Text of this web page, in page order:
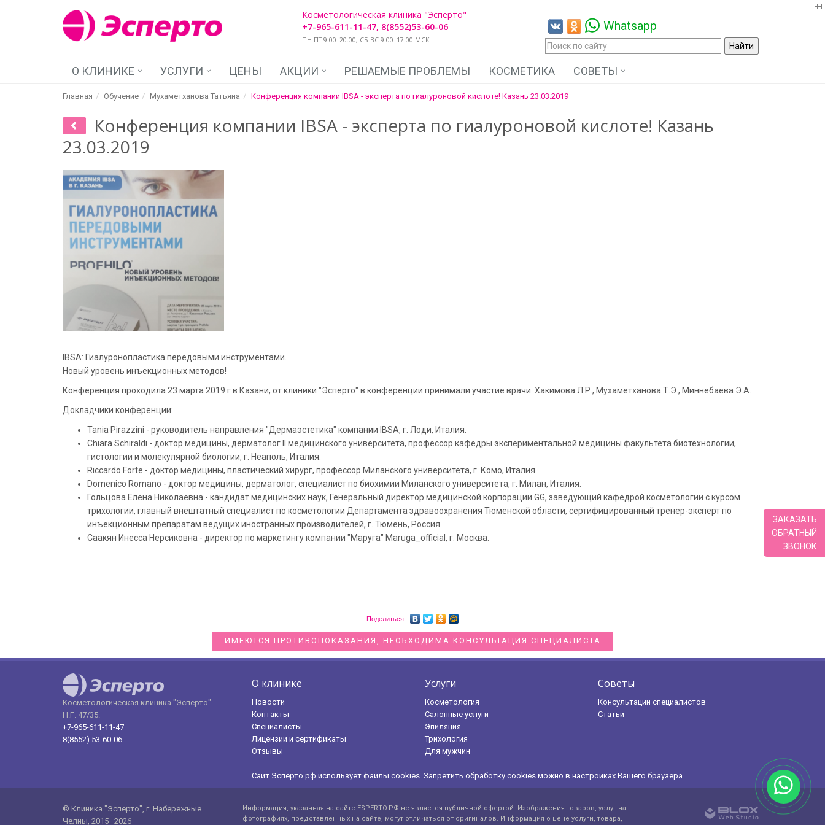
Косметологическая клиника "Эсперто"
+7-965-611-11-47, 8(8552)53-60-06
ПН-ПТ 9:00–20.00, СБ-ВС 9:00–17:00 МСК
Whatsapp
О КЛИНИКЕ УСЛУГИ ЦЕНЫ АКЦИИ РЕШАЕМЫЕ ПРОБЛЕМЫ КОСМЕТИКА СОВЕТЫ
Главная Обучение Мухаметханова Татьяна Конференция компании IBSA - эксперта по гиалуроновой кислоте! Казань 23.03.2019
Конференция компании IBSA - эксперта по гиалуроновой кислоте! Казань
23.03.2019
IBSA: Гиалуронопластика передовыми инструментами.
Новый уровень инъекционных методов!
Конференция проходила 23 марта 2019 г в Казани, от клиники "Эсперто" в конференции принимали участие врачи: Хакимова Л.Р., Мухаметханова Т.Э., Миннебаева Э.А.
Докладчики конференции:
Tania Pirazzini - руководитель направления "Дермаэстетика" компании IBSA, г. Лоди, Италия.
Chiara Schiraldi - доктор медицины, дерматолог II медицинского университета, профессор кафедры экспериментальной медицины факультета биотехнологии,
гистологии и молекулярной биологии, г. Неаполь, Италия.
Riccardo Forte - доктор медицины, пластический хирург, профессор Миланского университета, г. Комо, Италия.
Domenico Romano - доктор медицины, дерматолог, специалист по биохимии Миланского университета, г. Милан, Италия.
Гольцова Елена Николаевна - кандидат медицинских наук, Генеральный директор медицинской корпорации GG, заведующий кафедрой косметологии с курсом
трихологии, главный внештатный специалист по косметологии Департамента здравоохранения Тюменской области, сертифицированный тренер-эксперт по
инъекционным препаратам ведущих иностранных производителей, г. Тюмень, Россия.
Саакян Инесса Нерсиковна - директор по маркетингу компании "Маруга" Maruga_official, г. Москва.
Поделиться
ИМЕЮТСЯ ПРОТИВОПОКАЗАНИЯ, НЕОБХОДИМА КОНСУЛЬТАЦИЯ СПЕЦИАЛИСТА
Косметологическая клиника "Эсперто"
Н.Г. 47/35.
+7-965-611-11-47
8(8552) 53-60-06
О клинике
Новости
Контакты
Специалисты
Лицензии и сертификаты
Отзывы
Услуги
Косметология
Салонные услуги
Эпиляция
Трихология
Для мужчин
Советы
Консультации специалистов
Статьи
Сайт Эсперто.рф использует файлы cookies. Запретить обработку cookies можно в настройках Вашего браузера.
© Клиника "Эсперто", г. Набережные
Челны, 2015–2026
Информация, указанная на сайте ESPERTO.РФ не является публичной офертой. Изображения товаров, услуг на
фотографиях, представленных на сайте, могут отличаться от оригиналов. Информация о цене услуги, товара,
ЗАКАЗАТЬ
ОБРАТНЫЙ
ЗВОНОК